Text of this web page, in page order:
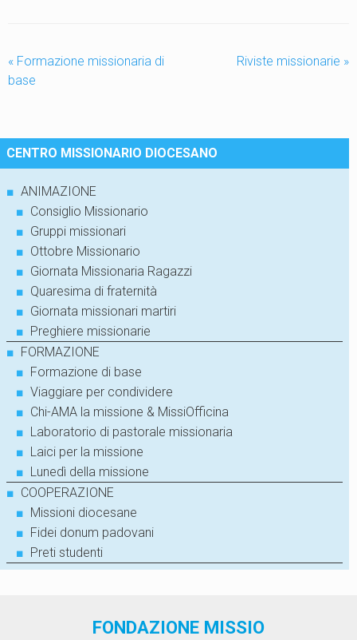
« Formazione missionaria di
base
Riviste missionarie »
CENTRO MISSIONARIO DIOCESANO
■ ANIMAZIONE
■ Consiglio Missionario
■ Gruppi missionari
■ Ottobre Missionario
■ Giornata Missionaria Ragazzi
■ Quaresima di fraternità
■ Giornata missionari martiri
■ Preghiere missionarie
■ FORMAZIONE
■ Formazione di base
■ Viaggiare per condividere
■ Chi-AMA la missione & MissiOfficina
■ Laboratorio di pastorale missionaria
■ Laici per la missione
■ Lunedì della missione
■ COOPERAZIONE
■ Missioni diocesane
■ Fidei donum padovani
■ Preti studenti
FONDAZIONE MISSIO